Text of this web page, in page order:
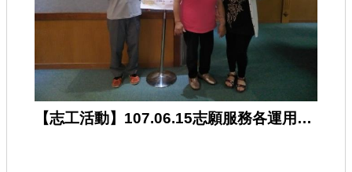
【志工活動】107.06.15志願服務各運用單位在職訓練暨第1次聯繫會報